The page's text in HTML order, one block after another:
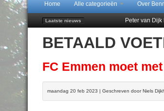
Home Alle categorieën Over
Laatste nieuws
Peter van
102 kaarsen
Emmen wint
BETAALD
FC Emmen moet
maandag 20 feb 2023 | Geschreven door Niels